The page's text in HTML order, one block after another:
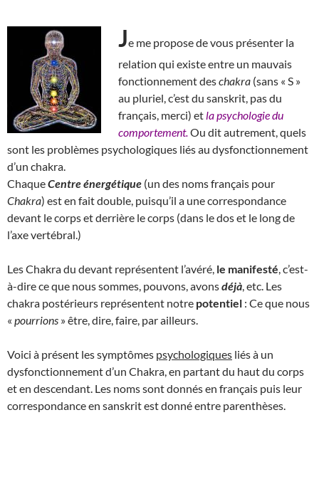
Je me propose de vous présenter la
relation qui existe entre un mauvais
fonctionnement deschakra (sans « S »
au pluriel, c’est du sanskrit, pas du
français, merci) et la psychologie du
comportement. Ou dit autrement, quels
sont les problèmes psychologiques liés au dysfonctionnement
d’un chakra.
ChaqueCentre énergétique (un des noms français pour
Chakra) est en fait double, puisqu’il a une correspondance
devant le corps et derrière le corps (dans le dos et le long de
l’axe vertébral.)
Les Chakra du devant représentent l’avéré, le manifesté , c’est-
à-dire ce que nous sommes, pouvons, avonsdéjà , etc. Les
chakra postérieurs représentent notre potentiel : Ce que nous
« pourrions » être, dire, faire, par ailleurs.
Voici à présent les symptômes psychologiques liés à un
dysfonctionnement d’un Chakra, en partant du haut du corps
et en descendant. Les noms sont donnés en français puis leur
correspondance en sanskrit est donné entre parenthèses.